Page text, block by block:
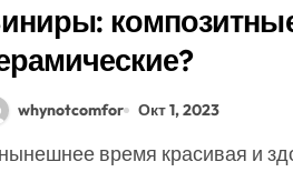
whynotcomfor Окт 1, 2023